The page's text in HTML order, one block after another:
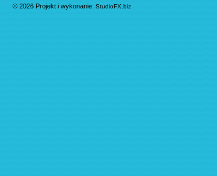
© 2026 Projekt i wykonanie: StudioFX.biz